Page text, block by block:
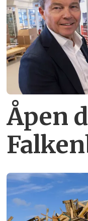
Åpen